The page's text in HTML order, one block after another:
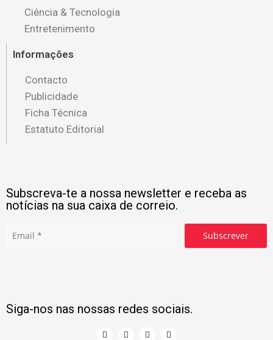
Ciência & Tecnologia
Entretenimento
Informações
Contacto
Publicidade
Ficha Técnica
Estatuto Editorial
Subscreva-te a nossa newsletter e receba as
notícias na sua caixa de correio.
Subscrever
Siga-nos nas nossas redes sociais.